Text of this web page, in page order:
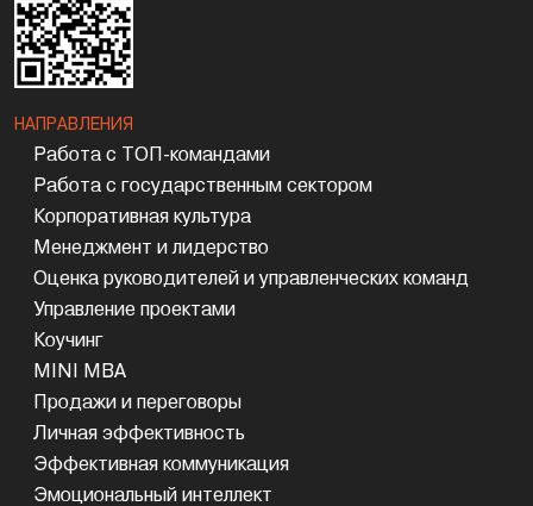
НАПРАВЛЕНИЯ
Работа с ТОП-командами
Работа с государственным сектором
Корпоративная культура
Менеджмент и лидерство
Оценка руководителей и управленческих команд
Управление проектами
Коучинг
MINI MBA
Продажи и переговоры
Личная эффективность
Эффективная коммуникация
Эмоциональный интеллект